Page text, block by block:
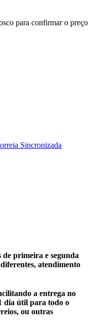
para confirmar o preço
Sincronizada
de primeira e segunda
atendimento
a entrega no
dia útil para todo o
ou outras